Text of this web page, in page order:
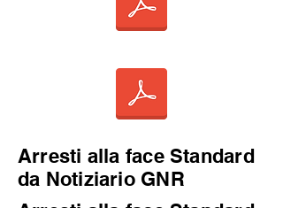
Arresti alla face Standard
da Notiziario GNR